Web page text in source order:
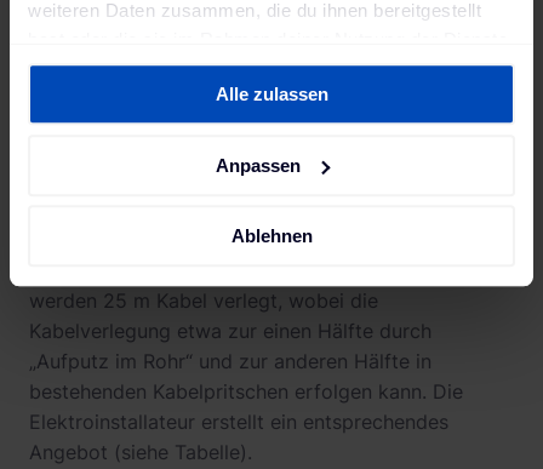
weiteren Daten zusammen, die du ihnen bereitgestellt
gesammelt haben. Weitere Informationen findest du in
Datenschutzerklärungund unserem
Impressum.
Alle zulassen
Anpassen
Ablehnen
Ladeleistung 12 kW übersteigt, ist erstens ein
A EV mit DC-Fehlerstromerkennungnotwendig
eingeholt werden. Zwischen
Brandschutztür, wodurch der Wanddurchbruch
werden 25 m Kabel verlegt, wobei die
Kabelverlegung etwa zur einen Hälfte durch
„Aufputz im Rohr“ und zur anderen Hälfte in
bestehenden Kabelpritschen erfolgen kann. Die
Elektroinstallateur erstellt ein entsprechendes
Angebot (siehe Tabelle).